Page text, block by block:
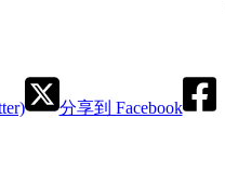
分享到 Facebook